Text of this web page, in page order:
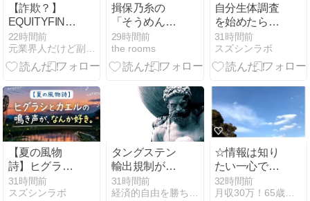
【詐欺？】
EQUITYFINANCE
の出金できな
い口コミと運
営実態を元業
判・被害まと
め
22時間前
揖保乃糸の
「そうめん」
ではなく、揖
保乃糸の「パ
スタ」を食べ
29時間前
the rooms
自分生体調査
を始めたら、
価値観が見え
てきた
31時間前
スズシンラボ
【夏の風物
詩】ヒグラシ
とカエルの鳴
き声が、なん
31時間前
スズシンラボ
タングステン
輸出規制が工
場直撃｜73歳
が現場で感じ
31時間前
☆情報は知り
たい一心で探
していると、
突然現われる
32時間前